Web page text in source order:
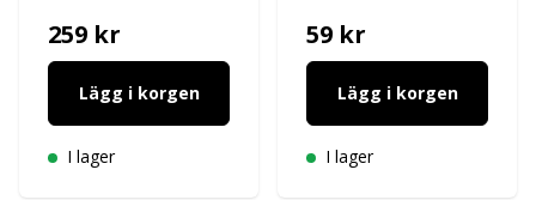
259 kr
Lägg i korgen
I lager
59 kr
Lägg i korgen
I lager